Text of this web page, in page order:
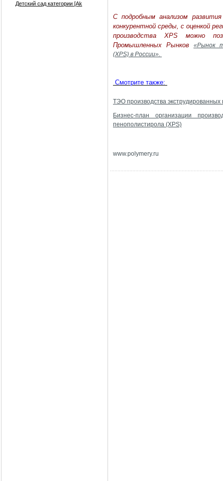
Детский сад категории [Аk
С подробным анализом
конкурентной среды, с оценкой
производства XPS можно
Промышленных Рынков «Рынок
(XPS) в России».
Смотрите также:
ТЭО производства
Бизнес-план организации
пенополистирола (XPS)
www.polymery.ru